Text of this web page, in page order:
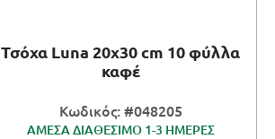
Τσόχα Luna 20x30 cm 10 φύλλα
καφέ
Κωδικός: #048205
ΑΜΕΣΑ ΔΙΑΘΕΣΙΜΟ 1-3 ΗΜΕΡΕΣ